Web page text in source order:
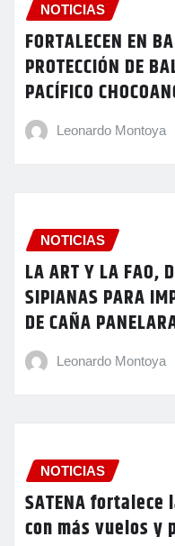
NOTICIAS
FORTALECEN EN
PROTECCIÓN DE
PACÍFICO
Leonardo Montoya
NOTICIAS
LA ART Y LA FAO,
SIPIANAS PARA
DE CAÑA
Leonardo Montoya
NOTICIAS
SATENA
con más vuelos y